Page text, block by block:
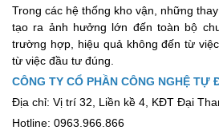
Trong các hệ thống kho vận, những
tạo ra ảnh hưởng lớn đến toàn bộ
trường hợp, hiệu quả không đến từ
từ việc đầu tư đúng.
CÔNG TY CỔ PHẦN CÔNG NGHỆ TỰ
Địa chỉ: Vị trí 32, Liền kề 4, KĐT Đại
Hotline: 0963.966.866